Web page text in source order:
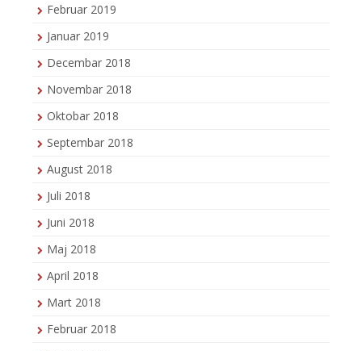
Februar 2019
Januar 2019
Decembar 2018
Novembar 2018
Oktobar 2018
Septembar 2018
August 2018
Juli 2018
Juni 2018
Maj 2018
April 2018
Mart 2018
Februar 2018